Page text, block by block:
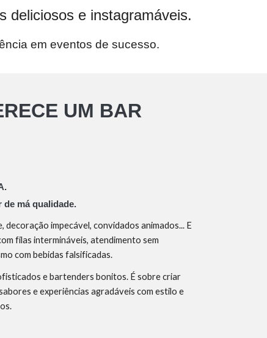
deliciosos e instagramáveis.
em eventos de sucesso.
UM BAR
de má qualidade.
impecável, convidados animados... E
filas intermináveis, atendimento sem
com bebidas falsificadas.
e bartenders bonitos. É sobre criar
e experiências agradáveis com estilo e